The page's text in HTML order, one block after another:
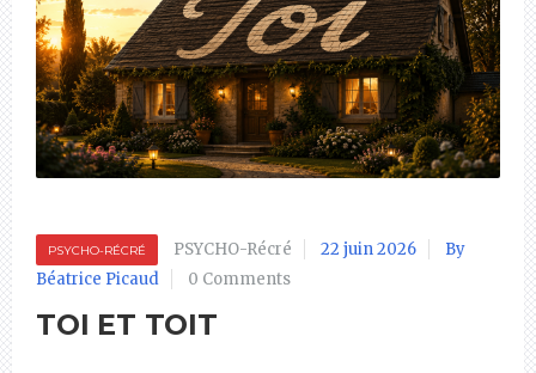
PSYCHO-RÉCRÉ PSYCHO-Récré 22 juin 2026
By
Béatrice Picaud
0 Comments
TOI ET TOIT